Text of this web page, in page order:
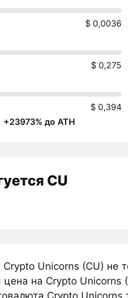
$ 0,0036
$ 0,275
$ 0,394
+23973% до ATH
CU
Unicorns (CU) не
на Crypto Unicorns